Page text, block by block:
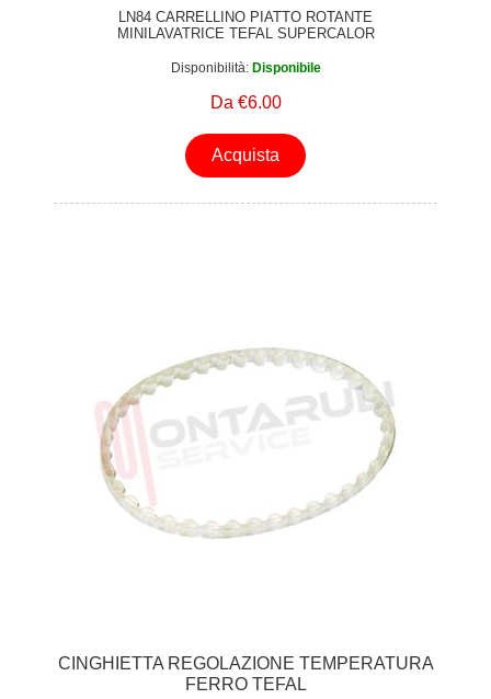
LN84 CARRELLINO PIATTO ROTANTE
MINILAVATRICE TEFAL SUPERCALOR
Disponibilità: Disponibile
Da €6.00
Acquista
CINGHIETTA REGOLAZIONE TEMPERATURA
FERRO TEFAL